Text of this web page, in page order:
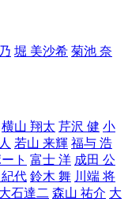
堀 美沙希 菊池 奈
横山 翔太 芹沢 健 小
若山 来輝 福与 浩
ト 富士 洋 成田 公
代 鈴木 舞 川端 将
大石達二 森山 祐介 大